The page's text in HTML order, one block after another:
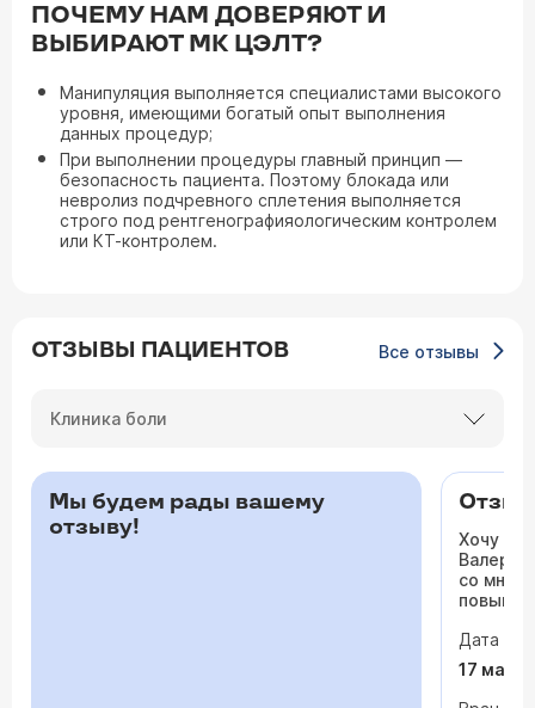
ПОЧЕМУ НАМ ДОВЕРЯЮТ И
ВЫБИРАЮТ МК ЦЭЛТ?
Манипуляция выполняется специалистами высокого
уровня, имеющими богатый опыт выполнения
данных процедур;
При выполнении процедуры главный принцип —
безопасность пациента. Поэтому блокада или
невролиз подчревного сплетения выполняется
строго под рентгенографияологическим контролем
или КТ-контролем.
ОТЗЫВЫ ПАЦИЕНТОВ Все отзывы
Клиника боли
Мы будем рады вашему
отзыву!
Хочу
со мной
сердца.
раз
врачи
На
Дата
17 мая